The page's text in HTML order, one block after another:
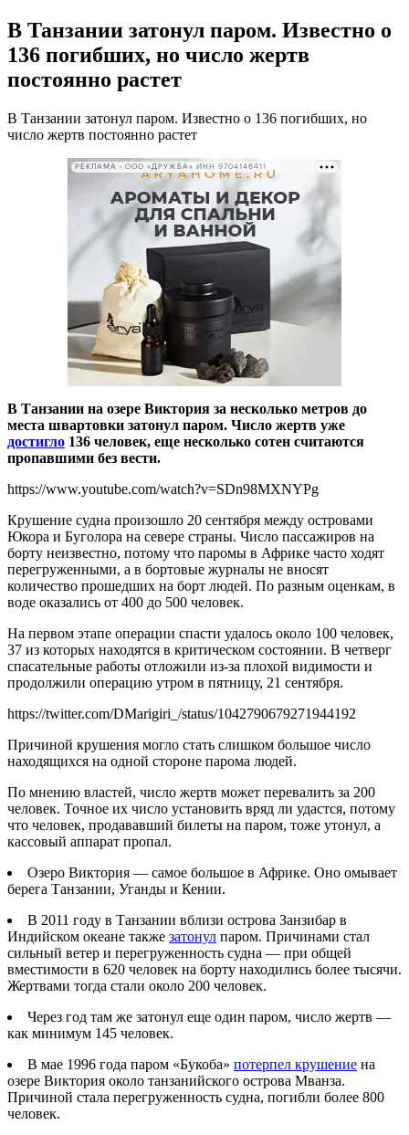
В Танзании затонул паром. Известно о
136 погибших, но число жертв
постоянно растет
В Танзании затонул паром. Известно о 136 погибших, но
число жертв постоянно растет
РЕКЛАМА • ООО «ДРУЖБА» ИНН 9704146411
В Танзании на озере Виктория за несколько метров до
места швартовки затонул паром. Число жертв уже
достигло 136 человек, еще несколько сотен считаются
пропавшими без вести.
https://www.youtube.com/watch?v=SDn98MXNYPg
Крушение судна произошло 20 сентября между островами
Юкора и Буголора на севере страны. Число пассажиров на
борту неизвестно, потому что паромы в Африке часто ходят
перегруженными, а в бортовые журналы не вносят
количество прошедших на борт людей. По разным оценкам, в
воде оказались от 400 до 500 человек.
На первом этапе операции спасти удалось около 100 человек,
37 из которых находятся в критическом состоянии. В четверг
спасательные работы отложили из-за плохой видимости и
продолжили операцию утром в пятницу, 21 сентября.
https://twitter.com/DMarigiri_/status/1042790679271944192
Причиной крушения могло стать слишком большое число
находящихся на одной стороне парома людей.
По мнению властей, число жертв может перевалить за 200
человек. Точное их число установить вряд ли удастся, потому
что человек, продававший билеты на паром, тоже утонул, а
кассовый аппарат пропал.
Озеро Виктория — самое большое в Африке. Оно омывает
берега Танзании, Уганды и Кении.
В 2011 году в Танзании вблизи острова Занзибар в
Индийском океане также затонул паром. Причинами стал
сильный ветер и перегруженность судна — при общей
вместимости в 620 человек на борту находились более тысячи.
Жертвами тогда стали около 200 человек.
Через год там же затонул еще один паром, число жертв —
как минимум 145 человек.
В мае 1996 года паром «Букоба» потерпел крушение на
озере Виктория около танзанийского острова Мванза.
Причиной стала перегруженность судна, погибли более 800
человек.